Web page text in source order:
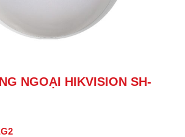
NGOẠI HIKVISION SH-